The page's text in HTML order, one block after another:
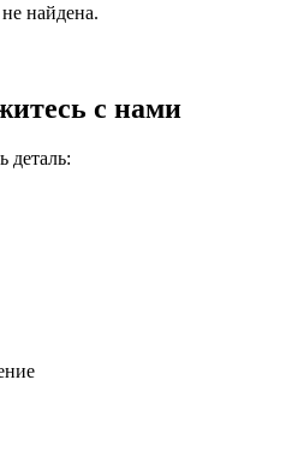
найдена.
с нами
деталь: